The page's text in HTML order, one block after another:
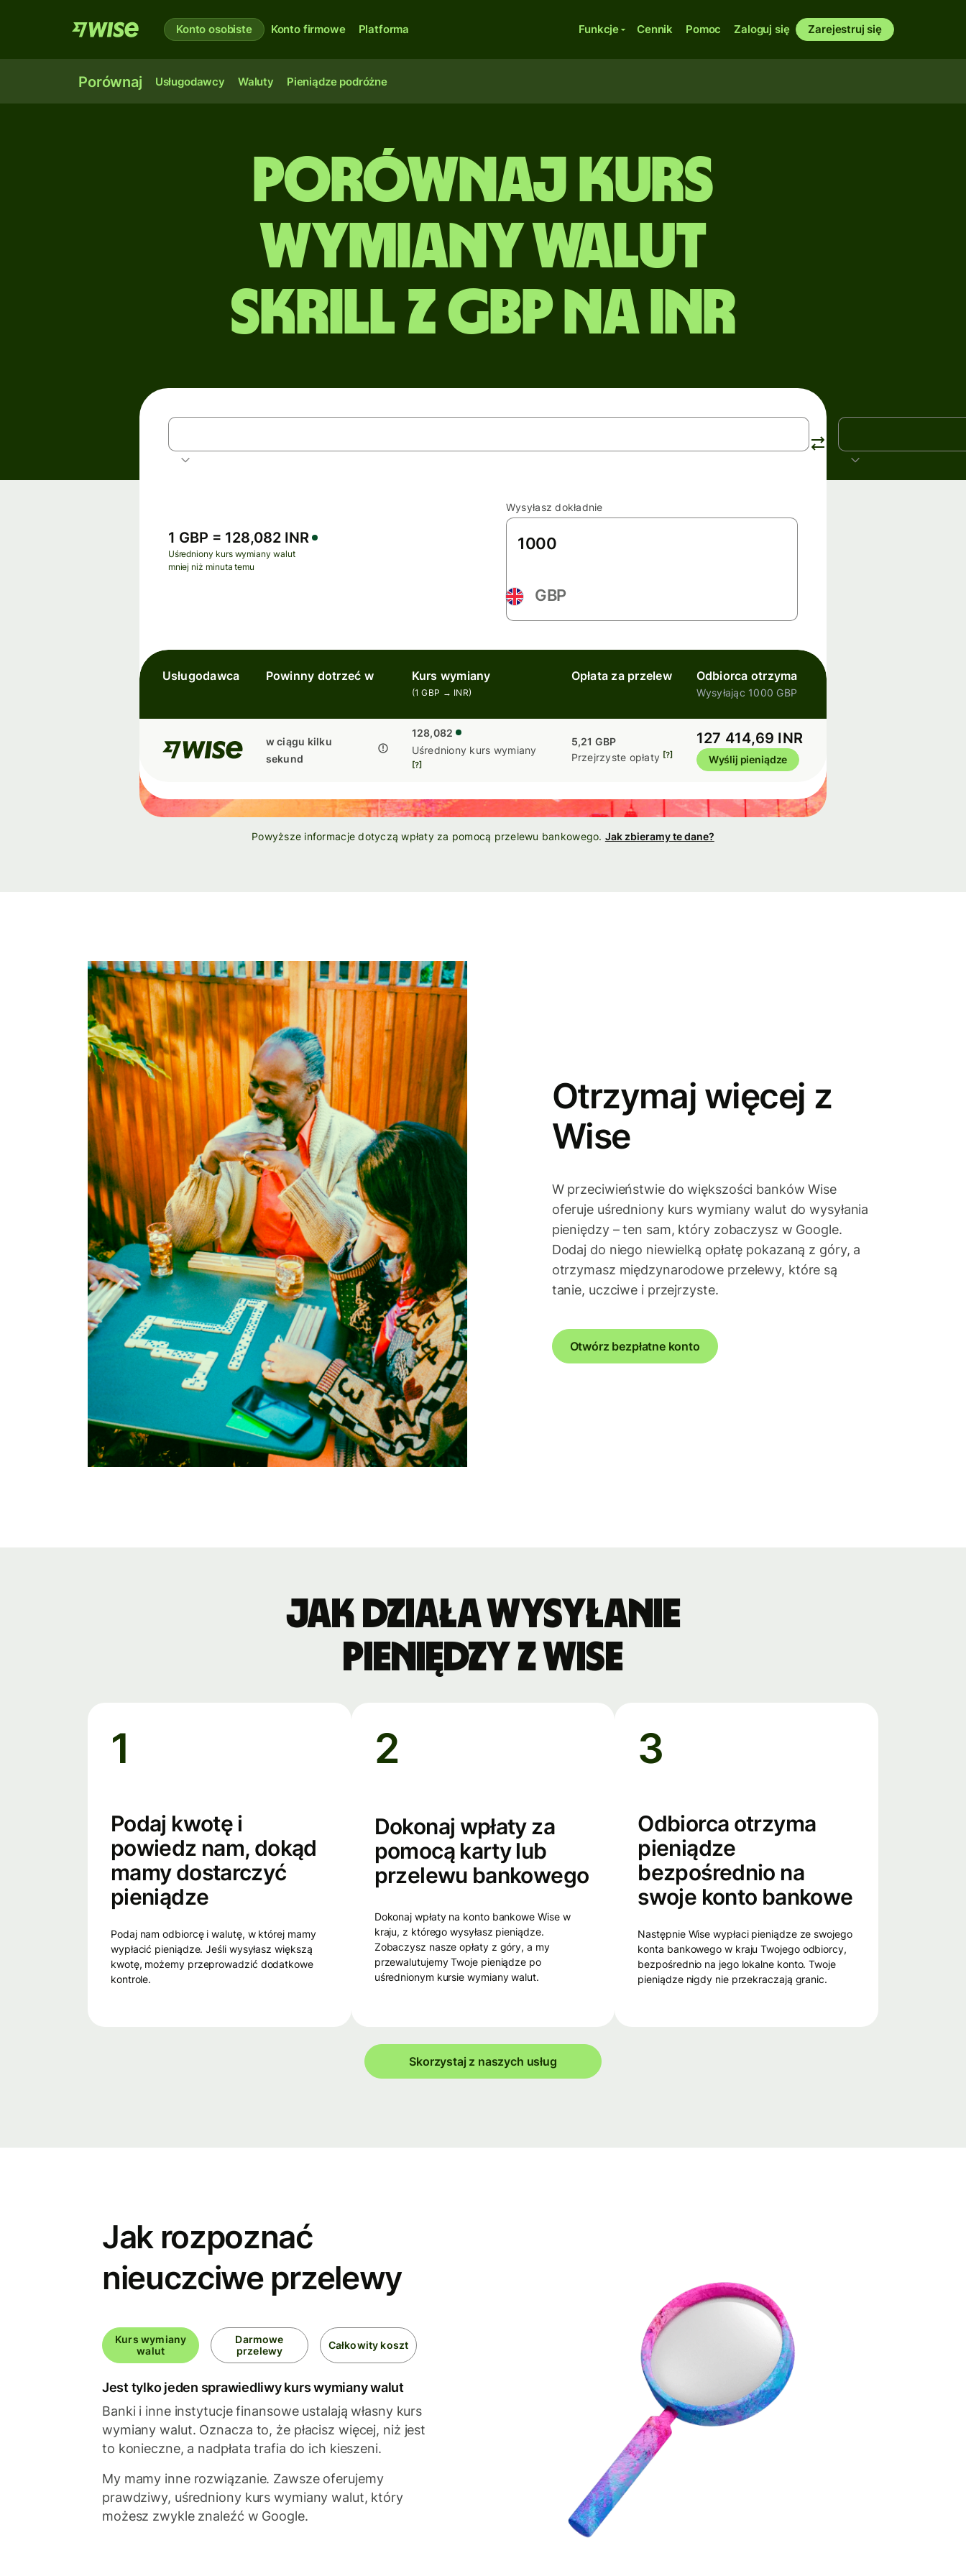
Konto osobiste Konto firmowe Platforma Funkcje Cennik Pomoc Zaloguj się Zarejestruj się
Porównaj Usługodawcy Waluty Pieniądze podróżne
Porównaj kurs
wymiany walut
Skrill z GBP na INR
1 GBP = 128,082 INR
Uśredniony kurs wymiany walut
mniej niż minuta temu
Wysyłasz dokładnie
GBP
Usługodawca Powinny dotrzeć w Kurs wymiany
(1 GBP → INR)
Opłata za przelew Odbiorca otrzyma
Wysyłając 1000 GBP
w ciągu kilku
sekund
128,082
Uśredniony kurs wymiany
[?]
5,21 GBP
Przejrzyste opłaty [?]
127 414,69 INR
Wyślij pieniądze
Powyższe informacje dotyczą wpłaty za pomocą przelewu bankowego. Jak zbieramy te dane?
Otrzymaj więcej z
Wise
W przeciwieństwie do większości banków Wise
oferuje uśredniony kurs wymiany walut do wysyłania
pieniędzy – ten sam, który zobaczysz w Google.
Dodaj do niego niewielką opłatę pokazaną z góry, a
otrzymasz międzynarodowe przelewy, które są
tanie, uczciwe i przejrzyste.
Otwórz bezpłatne konto
Jak działa wysyłanie
pieniędzy z Wise
1
Podaj kwotę i
powiedz nam, dokąd
mamy dostarczyć
pieniądze
Podaj nam odbiorcę i walutę, w której mamy
wypłacić pieniądze. Jeśli wysyłasz większą
kwotę, możemy przeprowadzić dodatkowe
kontrole.
2
Dokonaj wpłaty za
pomocą karty lub
przelewu bankowego
Dokonaj wpłaty na konto bankowe Wise w
kraju, z którego wysyłasz pieniądze.
Zobaczysz nasze opłaty z góry, a my
przewalutujemy Twoje pieniądze po
uśrednionym kursie wymiany walut.
3
Odbiorca otrzyma
pieniądze
bezpośrednio na
swoje konto bankowe
Następnie Wise wypłaci pieniądze ze swojego
konta bankowego w kraju Twojego odbiorcy,
bezpośrednio na jego lokalne konto. Twoje
pieniądze nigdy nie przekraczają granic.
Skorzystaj z naszych usług
Jak rozpoznać
nieuczciwe przelewy
Kurs wymiany
walut
Darmowe
przelewy
Całkowity koszt
Jest tylko jeden sprawiedliwy kurs wymiany walut
Banki i inne instytucje finansowe ustalają własny kurs
wymiany walut. Oznacza to, że płacisz więcej, niż jest
to konieczne, a nadpłata trafia do ich kieszeni.
My mamy inne rozwiązanie. Zawsze oferujemy
prawdziwy, uśredniony kurs wymiany walut, który
możesz zwykle znaleźć w Google.